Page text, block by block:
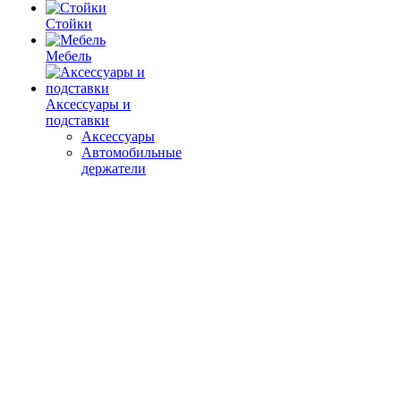
Стойки
Мебель
Аксессуары и
подставки
Аксессуары
Автомобильные
держатели